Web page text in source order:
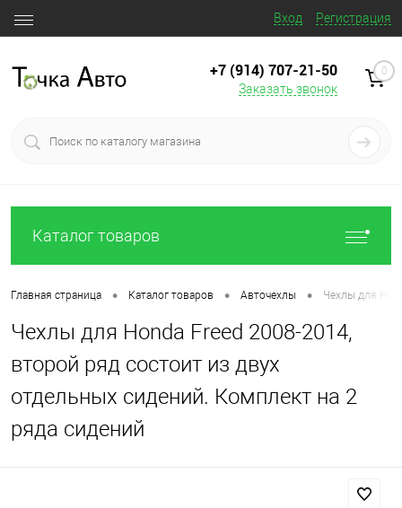
Вход Регистрация
+7 (914) 707‒21‒50
Заказать звонок
0
Каталог товаров
Главная страница • Каталог товаров • Авточехлы • Чехлы для
Чехлы для Honda Freed 2008-2014,
второй ряд состоит из двух
отдельных сидений. Комплект на 2
ряда сидений